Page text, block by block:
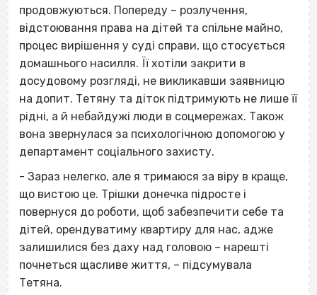
продовжуються. Попереду – розлучення,
відстоювання права на дітей та спільне майно,
процес вирішення у суді справи, що стосується
домашнього насилля. Її хотіли закрити в
досудовому розгляді, не викликавши заявницю
на допит. Тетяну та діток підтримують не лише її
рідні, а й небайдужі люди в соцмережах. Також
вона звернулася за психологічною допомогою у
департамент соціального захисту.
- Зараз нелегко, але я тримаюся за віру в краще,
що вистою це. Трішки донечка підросте і
повернуся до роботи, щоб забезпечити себе та
дітей, орендуватиму квартиру для нас, адже
залишилися без даху над головою – нарешті
почнеться щасливе життя, – підсумувала
Тетяна.